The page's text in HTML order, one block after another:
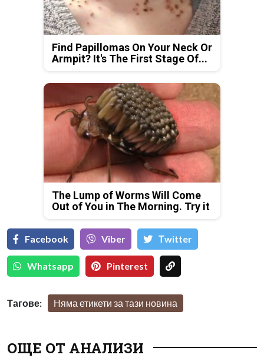
Find Papillomas On Your Neck Or
Armpit? It's The First Stage Of...
The Lump of Worms Will Come
Out of You in The Morning. Try it
Facebook Viber Тwitter
Whatsapp Pinterest
Тагове: Няма етикети за тази новина
ОЩЕ ОТ АНАЛИЗИ